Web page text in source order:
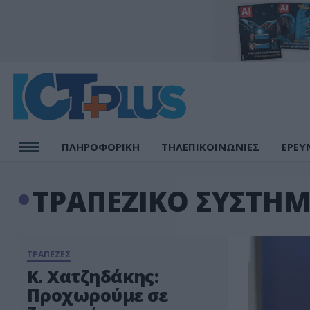
ΠΛΗΡΟΦΟΡΙΚΗ ΤΗΛΕΠΙΚΟΙΝΩΝΙΕΣ
ΤΡΑΠΕΖΙΚΟ
ΤΡΑΠΕΖΕΣ
Κ. Χατζηδάκης:
Προχωρούμε σε